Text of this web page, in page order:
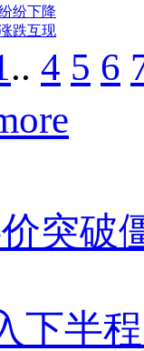
纷下降
跌互现
.. 4 5 6
突破
下半